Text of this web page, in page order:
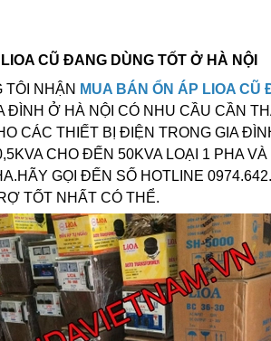
CŨ ĐANG DÙNG TỐT Ở HÀ NỘI
TÔI NHẬN MUA BÁN ỔN ÁP LIOA CŨ
ĐÌNH Ở HÀ NỘI CÓ NHU CẦU CẦN
CÁC THIẾT BỊ ĐIỆN TRONG GIA
CHO ĐẾN 50KVA LOẠI 1 PHA
GỌI ĐẾN SỐ HOTLINE
TỐT NHẤT CÓ THỂ.